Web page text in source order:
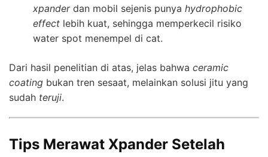
xpanderdan mobil sejenis punya hydrophobic
effect lebih kuat, sehingga memperkecil risiko
water spot menempel di cat.
Dari hasil penelitian di atas, jelas bahwa ceramic
coating bukan tren sesaat, melainkan solusi jitu yang
sudah teruji.
Tips Merawat Xpander Setelah